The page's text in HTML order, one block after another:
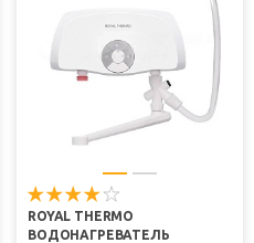
ROYAL THERMO
ВОДОНАГРЕВАТЕЛЬ